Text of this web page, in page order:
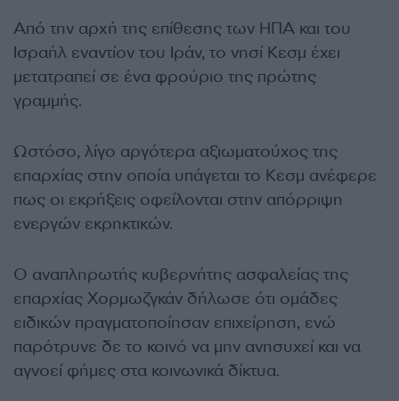
Από την αρχή της επίθεσης των ΗΠΑ και του
Ισραήλ εναντίον του Ιράν, το νησί Κεσμ έχει
μετατραπεί σε ένα φρούριο της πρώτης
γραμμής.
Ωστόσο, λίγο αργότερα αξιωματούχος της
επαρχίας στην οποία υπάγεται το Κεσμ ανέφερε
πως οι εκρήξεις οφείλονται στην απόρριψη
ενεργών εκρηκτικών.
Ο αναπληρωτής κυβερνήτης ασφαλείας της
επαρχίας Χορμωζγκάν δήλωσε ότι ομάδες
ειδικών πραγματοποίησαν επιχείρηση, ενώ
παρότρυνε δε το κοινό να μην ανησυχεί και να
αγνοεί φήμες στα κοινωνικά δίκτυα.